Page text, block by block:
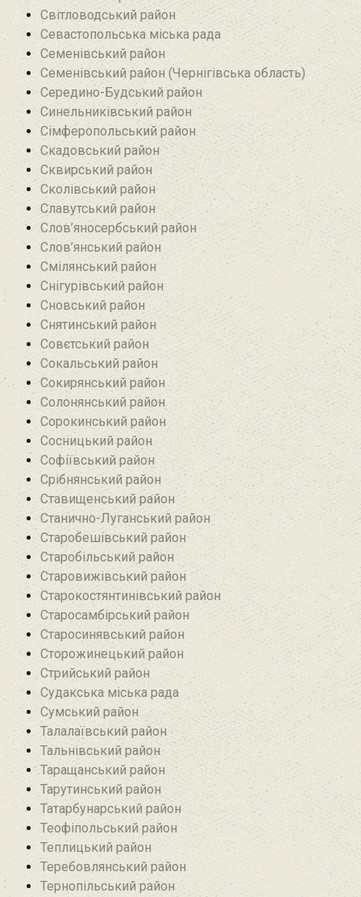
Світловодський район
Севастопольська міська рада
Семенівський район
Семенівський район (Чернігівська область)
Середино-Будський район
Синельниківський район
Сімферопольський район
Скадовський район
Сквирський район
Сколівський район
Славутський район
Слов’яносербський район
Слов’янський район
Смілянський район
Снігурівський район‎
Сновський район
Снятинський район
Совєтський район
Сокальський район
Сокирянський район
Солонянський район
Сорокинський район
Сосницький район
Софіївський район
Срібнянський район‎
Ставищенський район
Станично-Луганський район‎
Старобешівський район‎
Старобільський район
Старовижівський район
Старокостянтинівський район
Старосамбірський район
Старосинявський район
Сторожинецький район
Стрийський район
Судакська міська рада
Сумський район
Талалаївський район
Тальнівський район
Таращанський район
Тарутинський район
Татарбунарський район
Теофіпольський район‎
Теплицький район
Теребовлянський район
Тернопільський район